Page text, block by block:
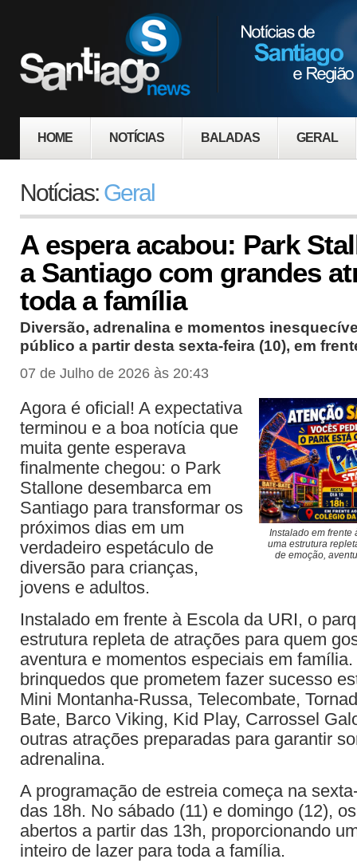
HOME NOTÍCIAS BALADAS GERAL
Notícias: Geral
A espera acabou: Park
a Santiago com grandes
toda a família
Diversão, adrenalina e momentos
público a partir desta sexta-feira (10), em
07 de Julho de 2026 às 20:43
Instalado em frente
uma estrutura
de emoção,
Agora é oficial! A expectativa
terminou e a boa notícia que
muita gente esperava
finalmente chegou: o Park
Stallone desembarca em
Santiago para transformar os
próximos dias em um
verdadeiro espetáculo de
diversão para crianças,
jovens e adultos.
Instalado em frente à Escola da URI, o
estrutura repleta de atrações para quem
aventura e momentos especiais em
brinquedos que prometem fazer sucesso
Mini Montanha-Russa, Telecombate,
Bate, Barco Viking, Kid Play, Carrossel
outras atrações preparadas para garantir
adrenalina.
A programação de estreia começa na
das 18h. No sábado (11) e domingo (12),
abertos a partir das 13h, proporcionando
inteiro de lazer para toda a família.